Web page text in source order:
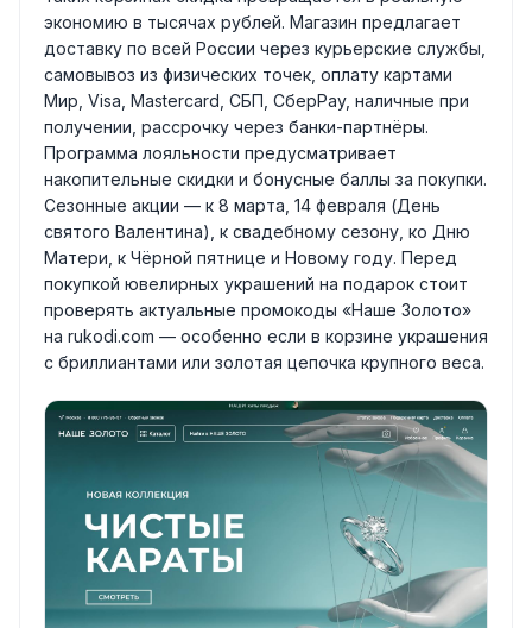
экономию в тысячах рублей. Магазин предлагает
доставку по всей России через курьерские службы,
самовывоз из физических точек, оплату картами
Мир, Visa, Mastercard, СБП, СберPay, наличные при
получении, рассрочку через банки-партнёры.
Программа лояльности предусматривает
накопительные скидки и бонусные баллы за покупки.
Сезонные акции — к 8 марта, 14 февраля (День
святого Валентина), к свадебному сезону, ко Дню
Матери, к Чёрной пятнице и Новому году. Перед
покупкой ювелирных украшений на подарок стоит
проверять актуальные промокоды «Наше Золото»
на rukodi.com — особенно если в корзине украшения
с бриллиантами или золотая цепочка крупного веса.